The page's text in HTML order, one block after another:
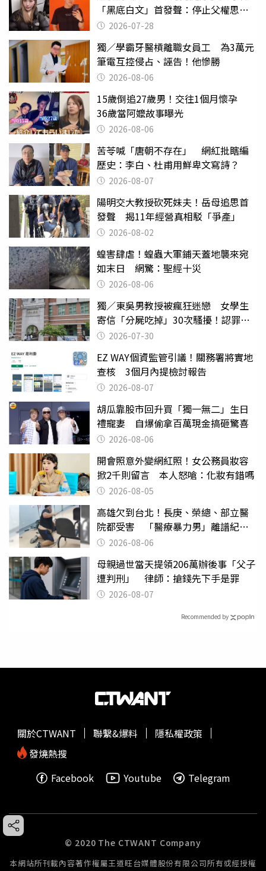
「黑底白文」首發聲：停止父權思維
物化女性
2026-07-28
獨／學霸牙醫槓離職女員工 為3萬元
筆電互控侵占、誣告！他慘勝
2026-08-06
15歲倒追27歲男！交往1個月懷孕
36歲當阿嬤故事曝光
2026-08-06
苦苓喊「唐朝不存在」 網紅批瞎編
歷史：李白、杜甫用鮮卑文寫詩？
2026-08-07
陽明交大教授砍死妹夫！岳母追思首
發聲 揭11年經營真相駁「爭產」
2026-08-02
蝗害肆虐！蝗蟲大軍鋪天蓋地襲來宛
如末日 網驚：聖經十災
2026-08-06
獨／東吳男教授被瘋狂迷戀 女學生
寄信「分屍吃掉」30次騷擾！認罪免
關 2026-07-30
EZ WAY個資監管引議！關務署將實地
查核 3個月內提檢討報告
2026-08-07
胡瓜靠股市回升買「獨一無二」生日
禮寵妻 自爆偷拿百萬現金搞砸驚喜
2026-08-06
開會照意外變網紅照！女公務員妝容
掀2千則留言 本人怒嗆：化妝有錯嗎
2026-08-05
高雄欠到台北！長庚、榮總、部立醫
院都受害 「醫療暴力男」離譜紀錄
曝光2026-08-06
母親過世當天提領206萬辦後事「父子
遭判刑」 律師：搶錢先下手是罪
2026-08-07
Recommended by
關於CTWANT 聯繫&爆料
隱私權政策
發燒熱搜
Facebook
Youtube Telegram
© 2020 The CTWANT Company
本網站所刊載內容著作權屬王道旺台媒體股份有限公司所有或經授權